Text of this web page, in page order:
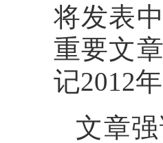
将发表
重要文
记2012
文章